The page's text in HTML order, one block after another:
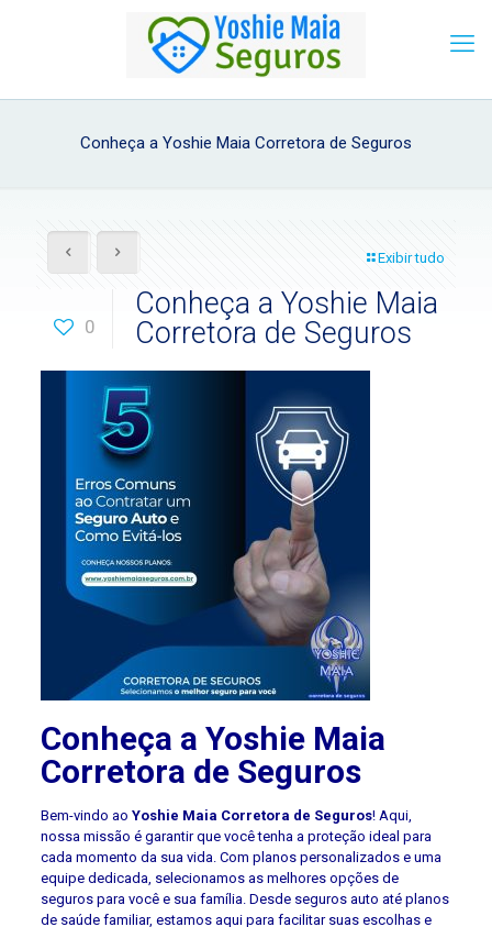
Conheça a Yoshie Maia Corretora de Seguros
Exibir tudo
0
Conheça a Yoshie Maia
Corretora de Seguros
Conheça a Yoshie Maia
Corretora de Seguros
Bem-vindo ao Yoshie Maia Corretora de Seguros! Aqui,
nossa missão é garantir que você tenha a proteção ideal para
cada momento da sua vida. Com planos personalizados e uma
equipe dedicada, selecionamos as melhores opções de
seguros para você e sua família. Desde seguros auto até planos
de saúde familiar, estamos aqui para facilitar suas escolhas e